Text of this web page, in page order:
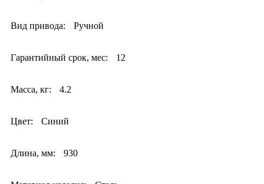
Вид привода: Ручной
Гарантийный срок, мес: 12
Масса, кг: 4.2
Цвет: Синий
Длина, мм: 930